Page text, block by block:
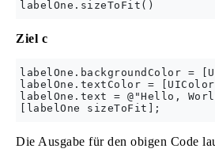
Ziel c
labelOne.backgroundColor =
labelOne.textColor =
labelOne.text = @"Hello,
Die Ausgabe für den obigen Code